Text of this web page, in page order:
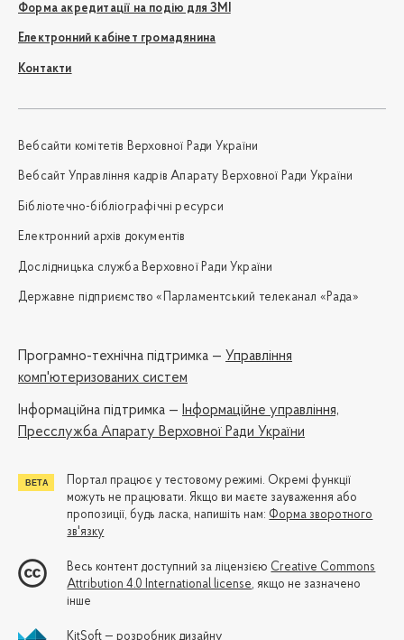
Форма акредитації на подію для ЗМІ
Електронний кабінет громадянина
Контакти
Вебсайти комітетів Верховної Ради України
Вебсайт Управління кадрів Апарату Верховної Ради України
Бібліотечно-бібліографічні ресурси
Електронний архів документів
Дослідницька служба Верховної Ради України
Державне підприємство «Парламентський телеканал «Рада»
Програмно-технічна підтримка — Управління
комп'ютеризованих систем
Iнформаційна підтримка — Інформаційне управління,
Пресслужба Апарату Верховної Ради України
Портал працює у тестовому режимі. Окремі функції
можуть не працювати. Якщо ви маєте зауваження або
пропозиції, будь ласка, напишіть нам: Форма зворотного
зв'язку
Весь контент доступний за ліцензією Creative Commons
Attribution 4.0 International license, якщо не зазначено
інше
KitSoft — розробник дизайну